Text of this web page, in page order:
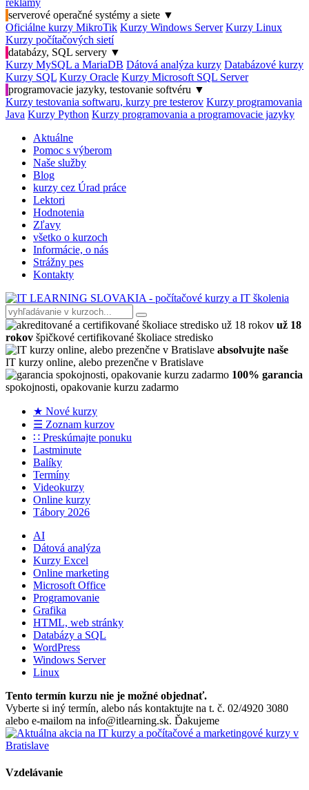
reklamy
serverové operačné systémy a siete ▼
Oficiálne kurzy MikroTik Kurzy Windows Server Kurzy Linux
Kurzy počítačových sietí
databázy, SQL servery ▼
Kurzy MySQL a MariaDB Dátová analýza kurzy Databázové kurzy
Kurzy SQL Kurzy Oracle Kurzy Microsoft SQL Server
programovacie jazyky, testovanie softvéru ▼
Kurzy testovania softwaru, kurzy pre testerov Kurzy programovania
Java Kurzy Python Kurzy programovania a programovacie jazyky
Aktuálne
Pomoc s výberom
Naše služby
Blog
kurzy cez Úrad práce
Lektori
Hodnotenia
Zľavy
všetko o kurzoch
Informácie, o nás
Strážny pes
Kontakty
už 18
rokov špičkové certifikované školiace stredisko
absolvujte naše
IT kurzy online, alebo prezenčne v Bratislave
100% garancia
spokojnosti, opakovanie kurzu zadarmo
★ Nové kurzy
☰ Zoznam kurzov
∷ Preskúmajte ponuku
Lastminute
Balíky
Termíny
Videokurzy
Online kurzy
Tábory 2026
AI
Dátová analýza
Kurzy Excel
Online marketing
Microsoft Office
Programovanie
Grafika
HTML, web stránky
Databázy a SQL
WordPress
Windows Server
Linux
Tento termín kurzu nie je možné objednať.
Vyberte si iný termín, alebo nás kontaktujte na t. č. 02/4920 3080
alebo e-mailom na info@itlearning.sk. Ďakujeme
Vzdelávanie